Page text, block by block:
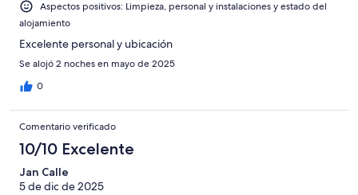
Aspectos positivos: Limpieza, personal y instalaciones y estado del
alojamiento
Excelente personal y ubicación
Se alojó 2 noches en mayo de 2025
0
Comentario verificado
10/10 Excelente
Jan Calle
5 de dic de 2025